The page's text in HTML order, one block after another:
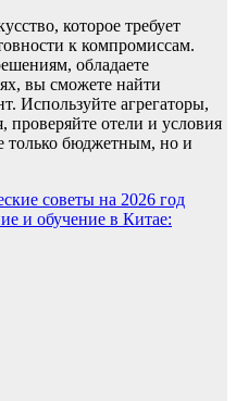
которое требует
к компромиссам.
обладаете
вы сможете найти
Используйте агрегаторы,
проверяйте отели и условия
только бюджетным, но и
советы на 2026 год
и обучение в Китае: